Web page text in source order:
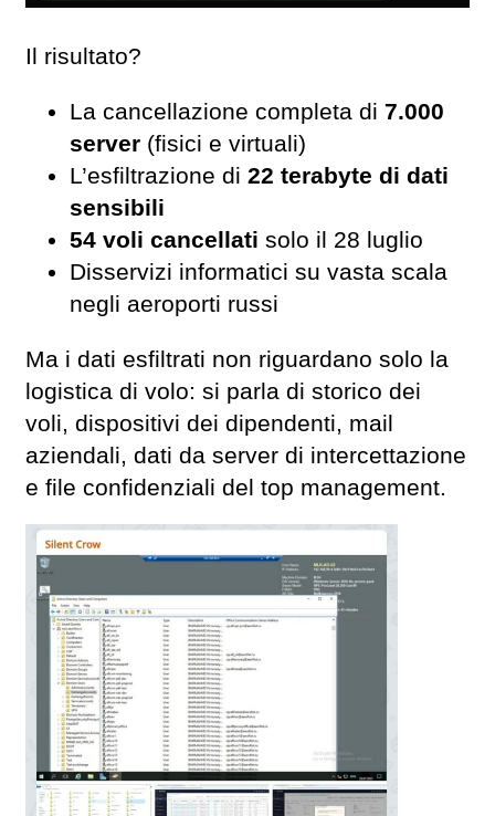
Il risultato?
La cancellazione completa di 7.000
server (fisici e virtuali)
L’esfiltrazione di 22 terabyte di dati
sensibili
54 voli cancellati solo il 28 luglio
Disservizi informatici su vasta scala
negli aeroporti russi
Ma i dati esfiltrati non riguardano solo la
logistica di volo: si parla di storico dei
voli, dispositivi dei dipendenti, mail
aziendali, dati da server di intercettazione
e file confidenziali del top management.